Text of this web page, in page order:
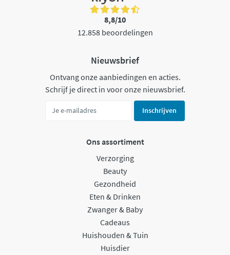
8,8/10
12.858 beoordelingen
Nieuwsbrief
Ontvang onze aanbiedingen en acties.
Schrijf je direct in voor onze nieuwsbrief.
Inschrijven
Ons assortiment
Verzorging
Beauty
Gezondheid
Eten & Drinken
Zwanger & Baby
Cadeaus
Huishouden & Tuin
Huisdier